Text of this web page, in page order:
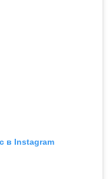
в Instagram